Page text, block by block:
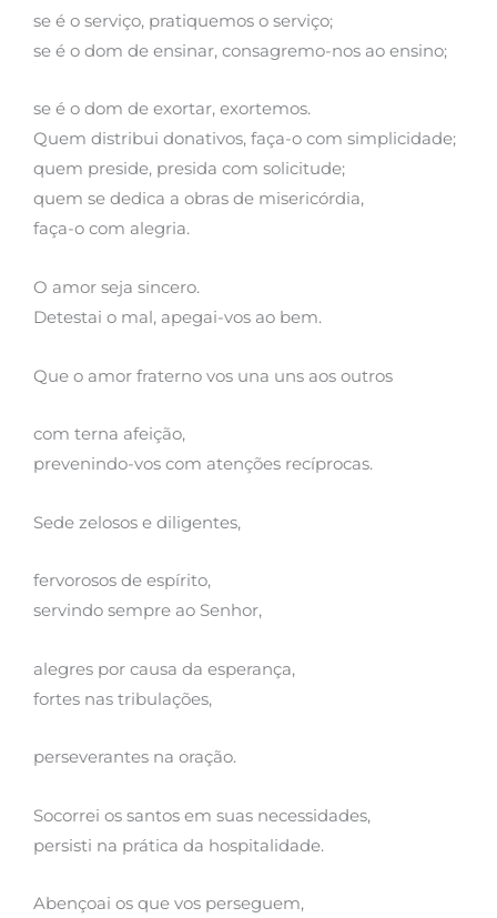
se é o serviço, pratiquemos o serviço;
se é o dom de ensinar, consagremo-nos ao ensino;
se é o dom de exortar, exortemos.
Quem distribui donativos, faça-o com simplicidade;
quem preside, presida com solicitude;
quem se dedica a obras de misericórdia,
faça-o com alegria.
O amor seja sincero.
Detestai o mal, apegai-vos ao bem.
Que o amor fraterno vos una uns aos outros
com terna afeição,
prevenindo-vos com atenções recíprocas.
Sede zelosos e diligentes,
fervorosos de espírito,
servindo sempre ao Senhor,
alegres por causa da esperança,
fortes nas tribulações,
perseverantes na oração.
Socorrei os santos em suas necessidades,
persisti na prática da hospitalidade.
Abençoai os que vos perseguem,